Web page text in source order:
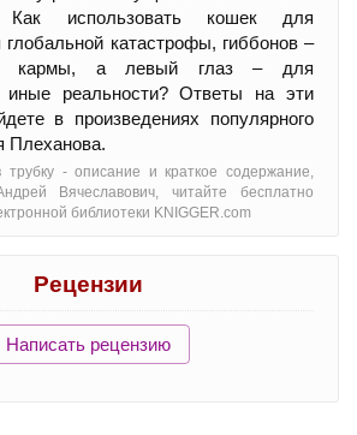
Как использовать кошек для
глобальной катастрофы, гиббонов –
кармы, а левый глаз – для
реальности? Ответы на эти
в произведениях популярного
Плеханова.
трубку - oписание и краткое содержание,
Вячеславович, читайте бесплатно
библиотеки KNIGGER.com
Рецензии
Написать рецензию